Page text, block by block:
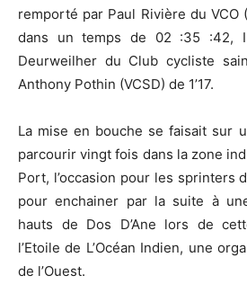
remporté par Paul Rivière du VCO
dans un temps de 02 :35 :42, Il
Deurweilher du Club cycliste
Anthony Pothin (VCSD) de 1’17.
La mise en bouche se faisait sur
parcourir vingt fois dans la zone
Port, l’occasion pour les sprinters
pour enchainer par la suite à
hauts de Dos D’Ane lors de
l’Etoile de L’Océan Indien, une
de l’Ouest.